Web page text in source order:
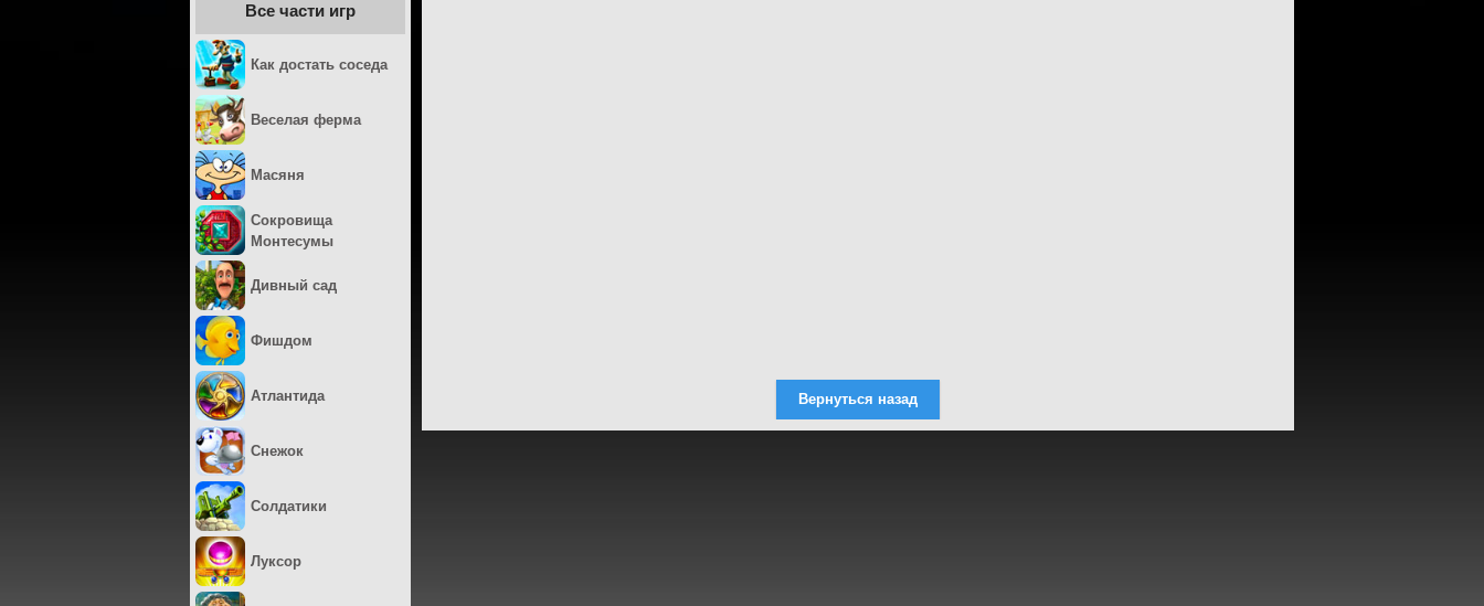
Все части игр
Как достать соседа
Веселая ферма
Масяня
Сокровища
Монтесумы
Дивный сад
Фишдом
Атлантида
Снежок
Солдатики
Луксор